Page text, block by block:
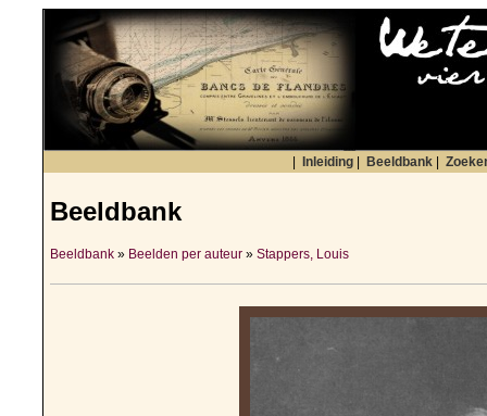
Inleiding Beeldbank
Beeldbank
Beeldbank » Beelden per auteur » Stappers, Louis